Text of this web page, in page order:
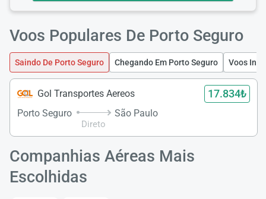
Voos Populares De Porto Seguro
Saindo De Porto Seguro Chegando Em Porto Seguro Voos
Gol Transportes Aereos 17.834₺
Porto Seguro
Direto
São Paulo
Companhias Aéreas Mais
Escolhidas